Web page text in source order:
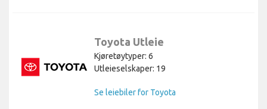
Toyota Utleie
Kjøretøytyper: 6
Utleieselskaper: 19
Se leiebiler for Toyota